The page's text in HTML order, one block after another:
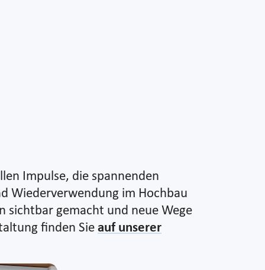
Impulse, die spannenden
Wiederverwendung im Hochbau
sichtbar gemacht und neue Wege
finden Sie auf unserer